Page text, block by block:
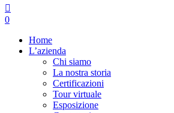
Menu
cerca
account
0
Home
L’azienda
Chi siamo
La nostra storia
Certificazioni
Tour virtuale
Esposizione